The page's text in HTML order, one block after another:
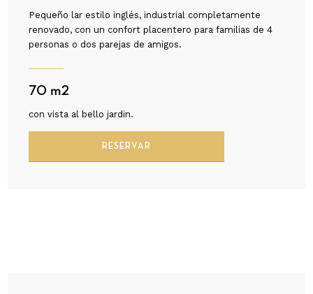
Pequeño lar estilo inglés, industrial completamente
renovado, con un confort placentero para familias de 4
personas o dos parejas de amigos.
70 m2
con vista al bello jardin.
RESERVAR